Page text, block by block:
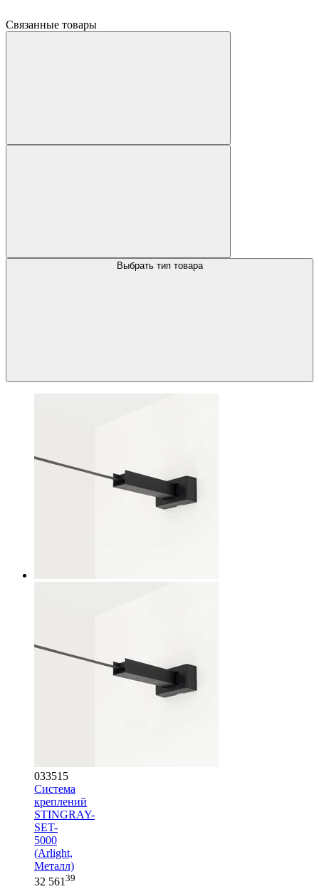
Связанные товары
Выбрать тип товара
033515
Система
креплений
STINGRAY-
SET-
5000
(Arlight,
Металл)
32 561 39